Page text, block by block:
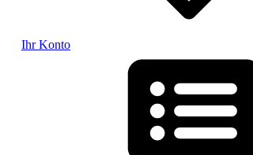
Ihr Konto